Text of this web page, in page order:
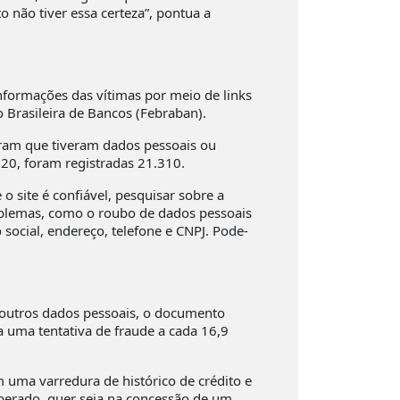
tiver essa certeza”, pontua a
das vítimas por meio de links
de Bancos (Febraban).
que tiveram dados pessoais ou
foram registradas 21.310.
site é confiável, pesquisar sobre a
como o roubo de dados pessoais
endereço, telefone e CNPJ. Pode-
dados pessoais, o documento
uma tentativa de fraude a cada 16,9
uma varredura de histórico de crédito e